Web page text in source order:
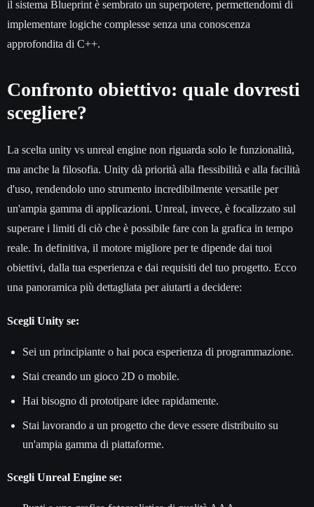
il sistema Blueprint è sembrato un superpotere, permettendomi di
implementare logiche complesse senza una conoscenza
approfondita di C++.
Confronto obiettivo: quale dovresti
scegliere?
La scelta unity vs unreal engine non riguarda solo le funzionalità,
ma anche la filosofia. Unity dà priorità alla flessibilità e alla facilità
d'uso, rendendolo uno strumento incredibilmente versatile per
un'ampia gamma di applicazioni. Unreal, invece, è focalizzato sul
superare i limiti di ciò che è possibile fare con la grafica in tempo
reale. In definitiva, il motore migliore per te dipende dai tuoi
obiettivi, dalla tua esperienza e dai requisiti del tuo progetto. Ecco
una panoramica più dettagliata per aiutarti a decidere:
Scegli Unity se:
Sei un principiante o hai poca esperienza di programmazione.
Stai creando un gioco 2D o mobile.
Hai bisogno di prototipare idee rapidamente.
Stai lavorando a un progetto che deve essere distribuito su
un'ampia gamma di piattaforme.
Scegli Unreal Engine se: